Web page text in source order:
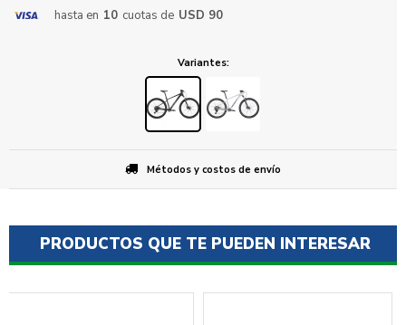
hasta en 10 cuotas de USD 90
Variantes:
Métodos y costos de envío
PRODUCTOS QUE TE PUEDEN INTERESAR